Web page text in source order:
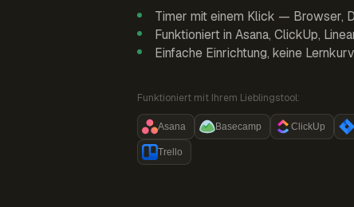
Timer mit einem Klick — Browser,
Funktioniert in Asana, ClickUp,
Einfache Einrichtung, keine
Funktioniert mit Ihrem Lieblingstool:
Asana Basecamp ClickUp
Trello